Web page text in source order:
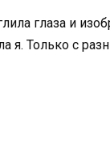
глаза и
я. Только с